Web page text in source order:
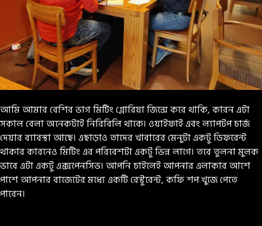
আমি আমার বেশির ভাগ মিটিং গ্লোরিয়া জিন্সে করে থাকি, কারন এটা
সকাল বেলা অনেকটাই নিরিবিলি থাকে। ওয়াইফাই এবং ল্যাপটপ চার্জ
দেয়ার ব্যাবস্থা আছে। এছাড়াও তাদের খাবারের মেনুটা একটু ডিফরেন্ট
থাকার কারনেও মিটিং এর পরিবেশটা একটু ভিন্ন লাগে। তবে তুলনা মুলক
ভাবে এটা একটু এক্সপেনসিভ। আপনি চাইলেই আপনার এলাকার আশে
পাশে আপনার বাজেটের মধ্যে একটি রেস্টুরেন্ট, কফি শপ খুজে পেতে
পারেন।